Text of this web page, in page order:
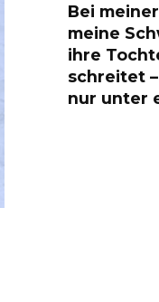
Bei
meine
ihre
schreitet
nur unter